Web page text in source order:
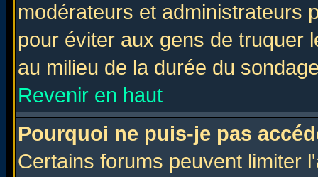
modérateurs et administrateurs
pour éviter aux gens de truquer
au milieu de la durée du
Revenir en haut
Pourquoi ne puis-je pas
Certains forums peuvent limiter